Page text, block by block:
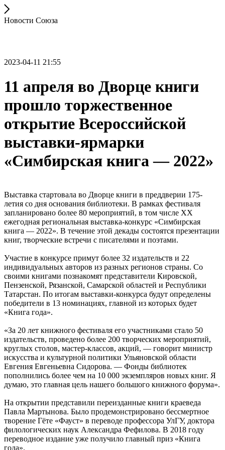
Новости Союза
2023-04-11 21:55
11 апреля во Дворце книги
прошло торжественное
открытие Всероссийской
выставки-ярмарки
«Симбирская книга — 2022»
Выставка стартовала во Дворце книги в преддверии 175-
летия со дня основания библиотеки. В рамках фестиваля
запланировано более 80 мероприятий, в том числе XX
ежегодная региональная выставка-конкурс «Симбирская
книга — 2022». В течение этой декады состоятся презентации
книг, творческие встречи с писателями и поэтами.
Участие в конкурсе примут более 32 издательств и 22
индивидуальных авторов из разных регионов страны. Со
своими книгами познакомят представители Кировской,
Пензенской, Рязанской, Самарской областей и Республики
Татарстан. По итогам выставки-конкурса будут определены
победители в 13 номинациях, главной из которых будет
«Книга года».
«За 20 лет книжного фестиваля его участниками стало 50
издательств, проведено более 200 творческих мероприятий,
круглых столов, мастер-классов, акций, — говорит министр
искусства и культурной политики Ульяновской области
Евгения Евгеньевна Сидорова. — Фонды библиотек
пополнились более чем на 10 000 экземпляров новых книг. Я
думаю, это главная цель нашего большого книжного форума».
На открытии представили переизданные книги краеведа
Павла Мартынова. Было продемонстрировано бессмертное
творение Гёте «Фауст» в переводе профессора УлГУ, доктора
филологических наук Александра Фефилова. В 2018 году
переводное издание уже получило главный приз «Книга
года».